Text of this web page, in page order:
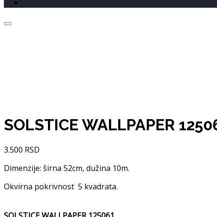
SOLSTICE WALLPAPER
3.500 RSD
Dimenzije: širna 52cm, dužina 10m.
Okvirna pokrivnost 5 kvadrata.